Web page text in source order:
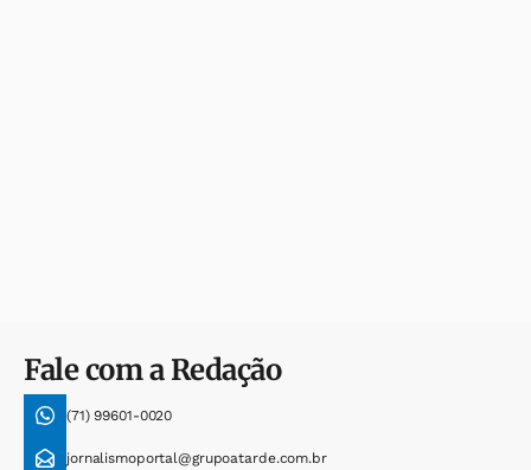
Fale com a Redação
(71) 99601-0020
jornalismoportal@grupoatarde.com.br